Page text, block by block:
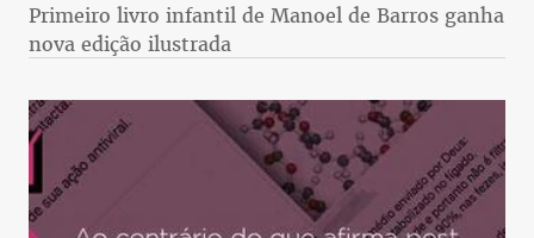
Primeiro livro infantil de Manoel de Barros ganha
nova edição ilustrada